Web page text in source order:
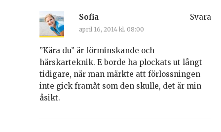
Sofia
april 16, 2014 kl. 08:00
”Kära du” är förminskande och
härskarteknik. E borde ha plockats ut långt
tidigare, när man märkte att förlossningen
inte gick framåt som den skulle, det är min
åsikt.
Svara